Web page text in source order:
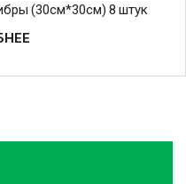
(30см*30см) 8 штук